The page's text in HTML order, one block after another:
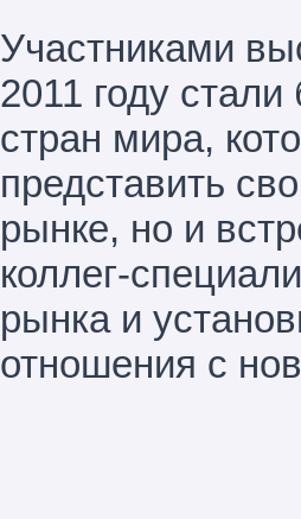
Участниками
2011 году
стран мира,
представить
рынке, но и
коллег-
рынка и
отношения с